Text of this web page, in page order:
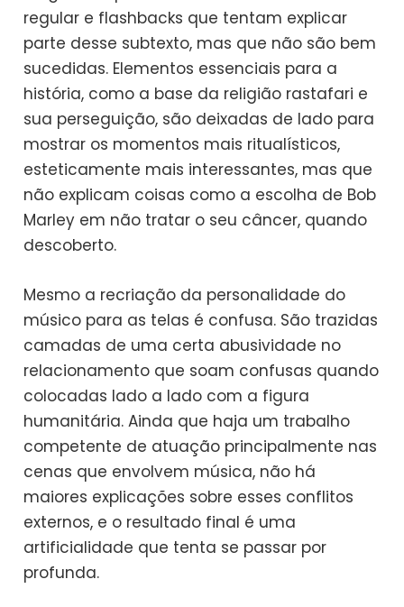
regular e flashbacks que tentam explicar
parte desse subtexto, mas que não são bem
sucedidas. Elementos essenciais para a
história, como a base da religião rastafari e
sua perseguição, são deixadas de lado para
mostrar os momentos mais ritualísticos,
esteticamente mais interessantes, mas que
não explicam coisas como a escolha de Bob
Marley em não tratar o seu câncer, quando
descoberto.
Mesmo a recriação da personalidade do
músico para as telas é confusa. São trazidas
camadas de uma certa abusividade no
relacionamento que soam confusas quando
colocadas lado a lado com a figura
humanitária. Ainda que haja um trabalho
competente de atuação principalmente nas
cenas que envolvem música, não há
maiores explicações sobre esses conflitos
externos, e o resultado final é uma
artificialidade que tenta se passar por
profunda.